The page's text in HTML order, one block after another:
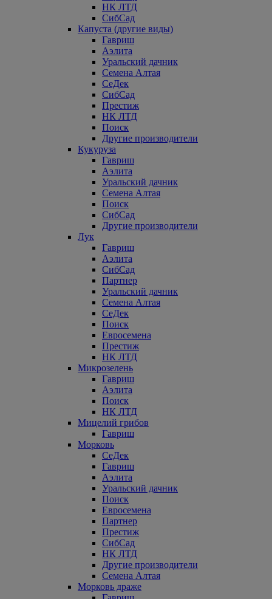
НК ЛТД
СибСад
Капуста (другие виды)
Гавриш
Аэлита
Уральский дачник
Семена Алтая
СеДек
СибСад
Престиж
НК ЛТД
Поиск
Другие производители
Кукуруза
Гавриш
Аэлита
Уральский дачник
Семена Алтая
Поиск
СибСад
Другие производители
Лук
Гавриш
Аэлита
СибСад
Партнер
Уральский дачник
Семена Алтая
СеДек
Поиск
Евросемена
Престиж
НК ЛТД
Микрозелень
Гавриш
Аэлита
Поиск
НК ЛТД
Мицелий грибов
Гавриш
Морковь
СеДек
Гавриш
Аэлита
Уральский дачник
Поиск
Евросемена
Партнер
Престиж
СибСад
НК ЛТД
Другие производители
Семена Алтая
Морковь драже